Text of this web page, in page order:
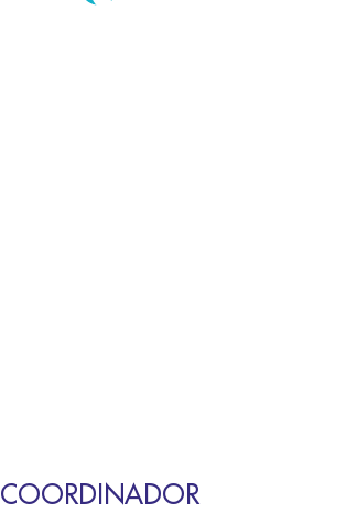
COORDINADOR